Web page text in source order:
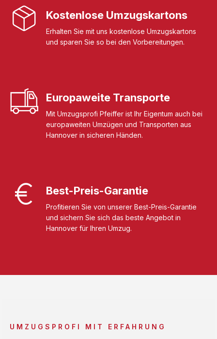
Kostenlose Umzugskartons
Erhalten Sie mit uns kostenlose Umzugskartons
und sparen Sie so bei den Vorbereitungen.
Europaweite Transporte
Mit Umzugsprofi Pfeiffer ist Ihr Eigentum auch bei
europaweiten Umzügen und Transporten aus
Hannover in sicheren Händen.
Best-Preis-Garantie
Profitieren Sie von unserer Best-Preis-Garantie
und sichern Sie sich das beste Angebot in
Hannover für Ihren Umzug.
UMZUGSPROFI MIT ERFAHRUNG